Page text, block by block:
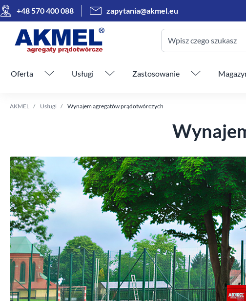
+48 570 400 088 zapytania@akmel.eu
Wpisz czego szukasz
Pomiń menu
Oferta Usługi Zastosowanie
AKMEL Usługi Wynajem agregatów prądotwórczych